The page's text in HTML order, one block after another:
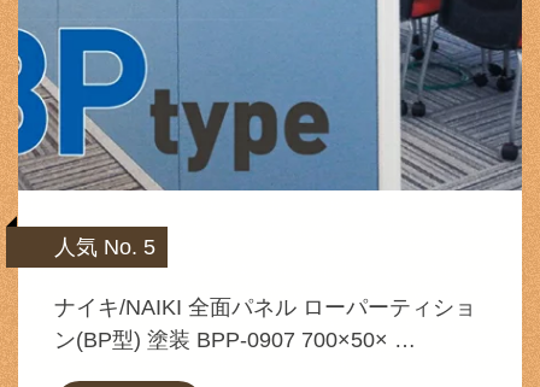
人気 No. 5
ナイキ/NAIKI 全面パネル ローパーティショ
ン(BP型) 塗装 BPP-0907 700×50× …